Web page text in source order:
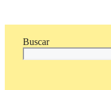
Buscar